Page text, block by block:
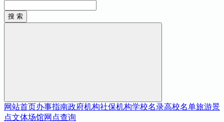
网站首页办事指南政府机构社保机构学校名录高校名单旅游景
点文体场馆网点查询